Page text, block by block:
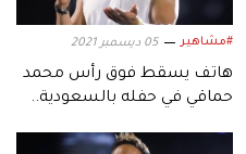
#مشاهير 05 ديسمبر 2021
هاتف يسقط فوق رأس محمد
حماقي في حفله بالسعودية..